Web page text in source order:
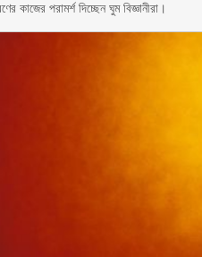
পরামর্শ দিচ্ছেন ঘুম বিজ্ঞানীরা।